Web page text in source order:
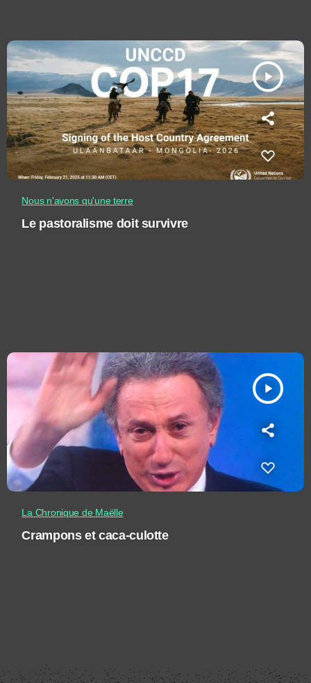
play_arrow
Nous n'avons qu'une terre
Le pastoralisme doit survivre
play_arrow
La Chronique de Maëlle
Crampons et caca-culotte